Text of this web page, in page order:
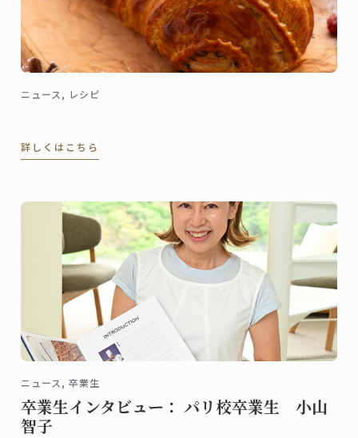
ニュース, レシピ
詳しくはこちら
ニュース, 卒業生
卒業生インタビュー： パリ校卒業生 小山
智子